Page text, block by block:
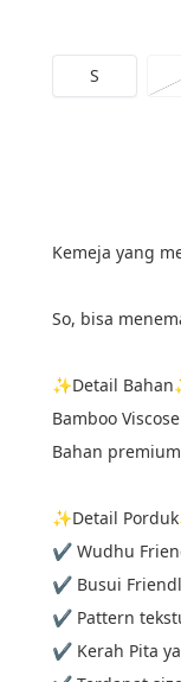
S
Kemeja yang
So, bisa
✨Detail
Bamboo Viscose
Bahan
✨Detail
✔ Wudhu
✔ Busui
✔ ⁠Pattern
✔ Kerah Pita